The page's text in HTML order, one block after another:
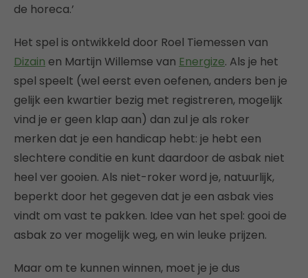
de horeca.’
Het spel is ontwikkeld door Roel Tiemessen van
Dizain en Martijn Willemse van Energize. Als je het
spel speelt (wel eerst even oefenen, anders ben je
gelijk een kwartier bezig met registreren, mogelijk
vind je er geen klap aan) dan zul je als roker
merken dat je een handicap hebt: je hebt een
slechtere conditie en kunt daardoor de asbak niet
heel ver gooien. Als niet-roker word je, natuurlijk,
beperkt door het gegeven dat je een asbak vies
vindt om vast te pakken. Idee van het spel: gooi de
asbak zo ver mogelijk weg, en win leuke prijzen.
Maar om te kunnen winnen, moet je je dus